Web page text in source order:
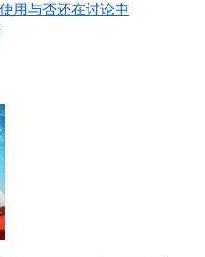
用与否还在讨论中